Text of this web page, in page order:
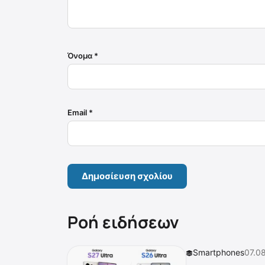
Όνομα *
Email *
Ροή ειδήσεων
Smartphones